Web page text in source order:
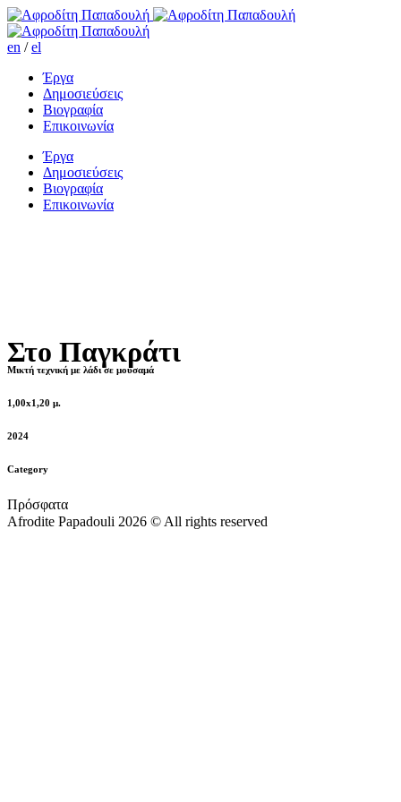
en /el
Έργα
Δημοσιεύσεις
Βιογραφία
Επικοινωνία
Έργα
Δημοσιεύσεις
Βιογραφία
Επικοινωνία
Στο Παγκράτι
Μικτή τεχνική με λάδι σε μουσαμά
1,00x1,20 μ.
2024
Category
Πρόσφατα
Afrodite Papadouli 2026 © All rights reserved